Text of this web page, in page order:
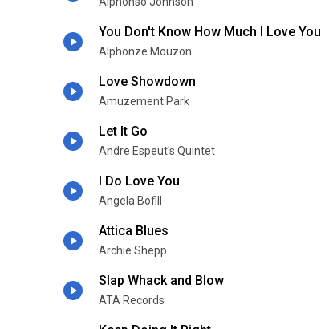
You Don't Know How Much I Love You
Alphonze Mouzon
Love Showdown
Amuzement Park
Let It Go
Andre Espeut's Quintet
I Do Love You
Angela Bofill
Attica Blues
Archie Shepp
Slap Whack and Blow
ATA Records